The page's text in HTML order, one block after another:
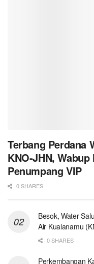
Terbang Perdana
KNO-JHN,
Penumpang VIP
0 SHARES
Besok, Water
Air Kualanamu
0 SHARES
Perkembangan